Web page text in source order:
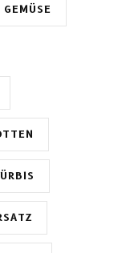
GEMÜSE